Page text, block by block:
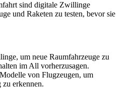
sind digitale Zwillinge
und Raketen zu testen, bevor sie
um neue Raumfahrzeuge zu
im All vorherzusagen.
von Flugzeugen, um
erkennen.